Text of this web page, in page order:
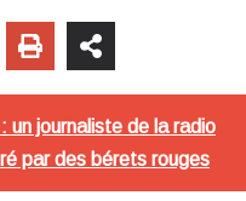
un journaliste de la radio
par des bérets rouges